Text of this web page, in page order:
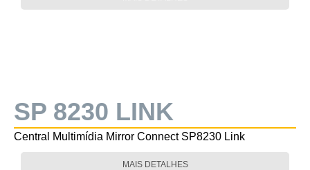
SP 8230 LINK
Central Multimídia Mirror Connect SP8230 Link
MAIS DETALHES